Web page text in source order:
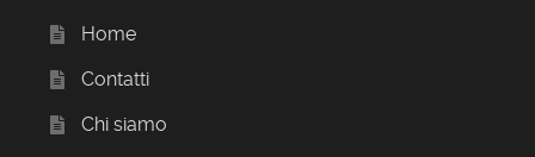
Home
Contatti
Chi siamo